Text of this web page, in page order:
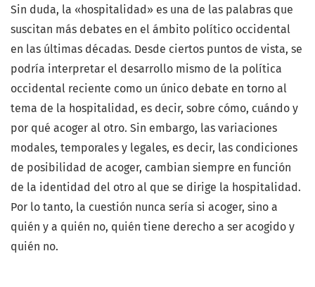
Sin duda, la «hospitalidad» es una de las palabras que
suscitan más debates en el ámbito político occidental
en las últimas décadas. Desde ciertos puntos de vista, se
podría interpretar el desarrollo mismo de la política
occidental reciente como un único debate en torno al
tema de la hospitalidad, es decir, sobre cómo, cuándo y
por qué acoger al otro. Sin embargo, las variaciones
modales, temporales y legales, es decir, las condiciones
de posibilidad de acoger, cambian siempre en función
de la identidad del otro al que se dirige la hospitalidad.
Por lo tanto, la cuestión nunca sería si acoger, sino a
quién y a quién no, quién tiene derecho a ser acogido y
quién no.